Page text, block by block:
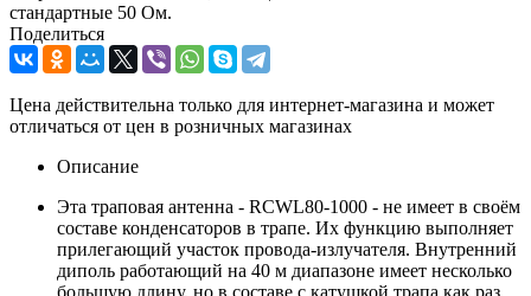
стандартные 50 Ом.
Поделиться
Цена действительна только для интернет-магазина и может
отличаться от цен в розничных магазинах
Описание
Эта траповая антенна - RCWL80-1000 - не имеет в своём
составе конденсаторов в трапе. Их функцию выполняет
прилегающий участок провода-излучателя. Внутренний
диполь работающий на 40 м диапазоне имеет несколько
большую длину, но в составе с катушкой трапа как раз